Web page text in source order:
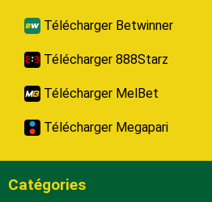
Télécharger Betwinner
Télécharger 888Starz
Télécharger MelBet
Télécharger Megapari
Catégories